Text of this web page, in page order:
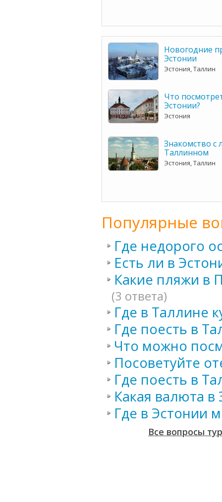
Новогодние
Эстонии
Эстония, Таллин
Что
Эстонии?
Эстония
Знакомство с
Таллинном
Эстония, Таллин
Популярные
Где недорого
Есть ли в
Какие пляжи в
(3 ответа)
Где в Таллине
Где поесть в
Что можно
Посоветуйте
Где поесть в
Какая валюта в
Где в Эстонии
Все вопросы